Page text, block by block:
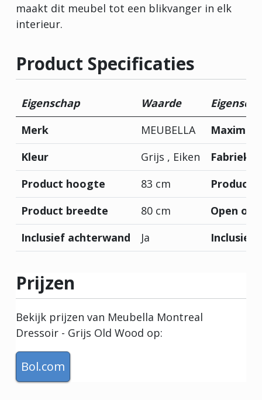
maakt dit meubel tot een blikvanger in elk
interieur.
Product Specificaties
Eigenschap Waarde
Merk
MEUBELLA
Kleur
Grijs , Eiken
Product hoogte
83 cm
Product
Product breedte
80 cm
Open of
Inclusief achterwand
Ja Inclusief
Prijzen
Bekijk prijzen van Meubella Montreal
Dressoir - Grijs Old Wood op:
Bol.com